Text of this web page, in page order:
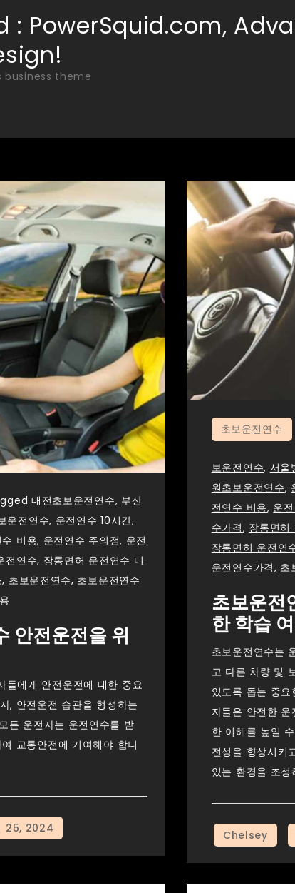
: PowerSquid.com,
business theme
대전초보운전연수, 부산
운전연수, 운전연수 10시간,
비용, 운전연수 주의점, 운전
전연수, 장롱면허 운전연수 디
, 초보운전연수, 초보운전연수
안전운전을 위
들에게 안전운전에 대한 중요
, 안전운전 습관을 형성하는
든 운전자는 운전연수를 받
교통안전에 기여해야 합니
초보운전연수
보운전연수, 서울
원초보운전연수,
전연수 비용, 운
수가격, 장롱면허
장롱면허 운전연
운전연수가격, 초
초보운전
한 학습
초보운전연수는
고 다른 차량 및
있도록 돕는 중
자들은 안전한
한 이해를 높일
전성을 향상시키
있는 환경을 조